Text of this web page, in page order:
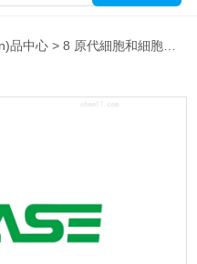
品中心 >8 原代細胞和細胞系